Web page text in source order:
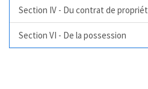
Section IV - Du contrat de
Section VI - De la possession